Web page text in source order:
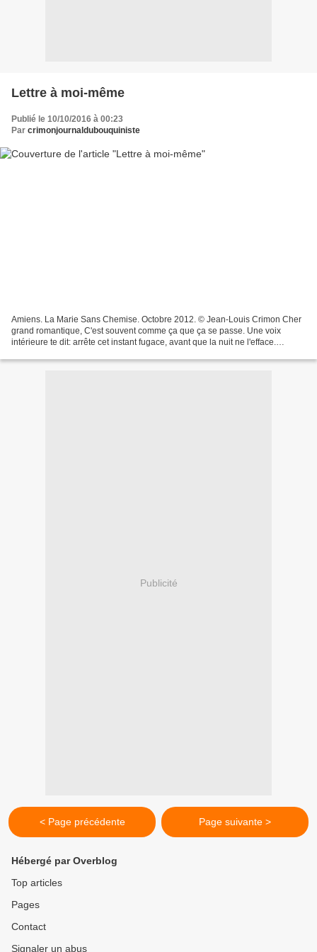
Lettre à moi-même
Publié le 10/10/2016 à 00:23
Par crimonjournaldubouquiniste
Amiens. La Marie Sans Chemise. Octobre 2012. © Jean-Louis Crimon Cher
grand romantique, C'est souvent comme ça que ça se passe. Une voix
intérieure te dit: arrête cet instant fugace, avant que la nuit ne l'efface.
Publicité
< Page précédente Page suivante >
Hébergé par Overblog
Top articles
Pages
Contact
Signaler un abus